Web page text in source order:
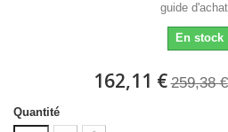
guide
En stock
162,11 € 259,38 €
Quantité